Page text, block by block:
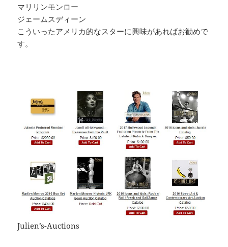
マリリンモンロー
ジェームスディーン
こういったアメリカ的なスターに興味があればお勧めで
す。
Julien’s-Auctions